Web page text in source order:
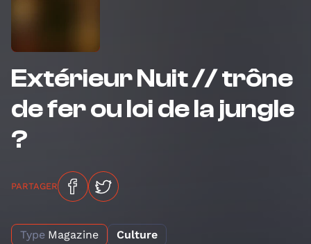
Extérieur Nuit // trône
de fer ou loi de la jungle
?
PARTAGER
Type Magazine
Culture